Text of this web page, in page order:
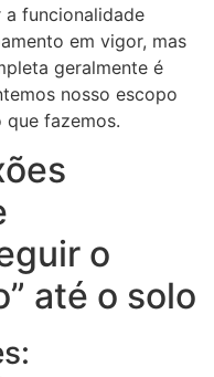
funcionalidade
em vigor, mas
geralmente é
nosso escopo
fazemos.
o
até o solo